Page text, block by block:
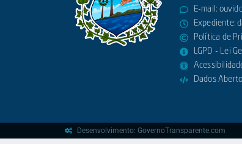
E-mail:
Expediente:
Política de
LGPD - Lei
Dados
Desenvolvimento: GovernoTransparente.com